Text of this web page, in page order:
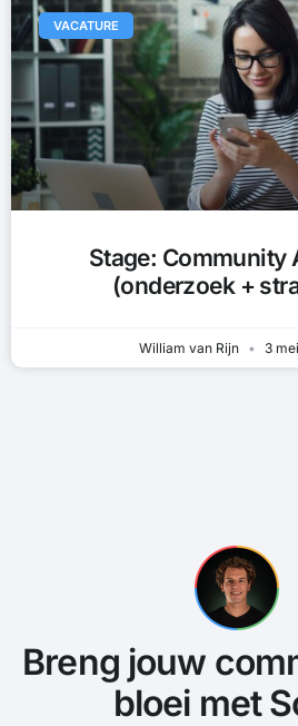
VACATURE
Stage: Community
(onderzoek +
William van Rijn 3
Breng jouw
bloei met